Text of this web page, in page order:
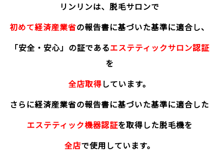
リンリンは、脱毛サロンで
初めて経済産業省の報告書に基づいた基準に適合し、
「安全・安心」の証であるエステティックサロン認証
を
全店取得しています。
さらに経済産業省の報告書に基づいた基準に適合した
エステティック機器認証を取得した脱毛機を
全店で使用しています。